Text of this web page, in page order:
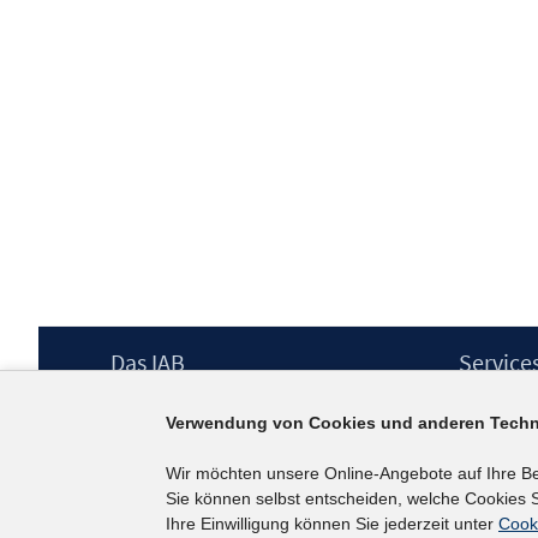
Footer
Das IAB
Berufsforschung (IAB) – unser Leitbild
Institutsleitung
Graduiertenprogramm
Befragungen
IAB-
Kontakt
Verwendung von Cookies und anderen
Wir möchten unsere Online-Angebote auf Ihre
Sie können selbst entscheiden, welche Cookies
Ihre Einwilligung können Sie jederzeit unter